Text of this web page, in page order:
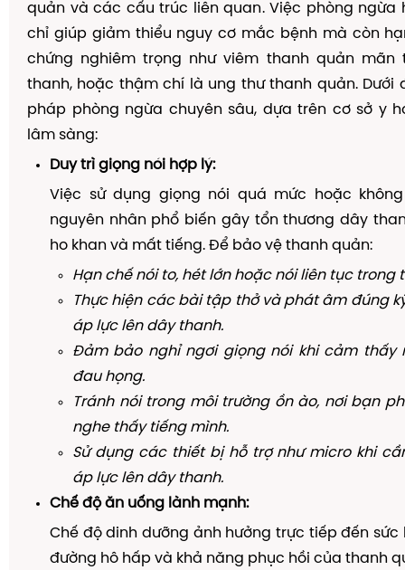
quản và các cấu trúc liên quan. Việc phòng ngừa
chỉ giúp giảm thiểu nguy cơ mắc bệnh mà còn
chứng nghiêm trọng như viêm thanh quản mãn
thanh, hoặc thậm chí là ung thư thanh quản. Dưới
pháp phòng ngừa chuyên sâu, dựa trên cơ sở y
lâm sàng:
Duy trì giọng nói hợp lý:
Việc sử dụng giọng nói quá mức hoặc
nguyên nhân phổ biến gây tổn thương dây
ho khan và mất tiếng. Để bảo vệ thanh quản:
Hạn chế nói to, hét lớn hoặc nói liên tục trong
Thực hiện các bài tập thở và phát âm đúng
áp lực lên dây thanh.
Đảm bảo nghỉ ngơi giọng nói khi cảm thấy
đau họng.
Tránh nói trong môi trường ồn ào, nơi bạn
nghe thấy tiếng mình.
Sử dụng các thiết bị hỗ trợ như micro khi
áp lực lên dây thanh.
Chế độ ăn uống lành mạnh:
Chế độ dinh dưỡng ảnh hưởng trực tiếp đến sức
đường hô hấp và khả năng phục hồi của thanh